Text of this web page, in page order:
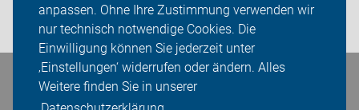
anpassen. Ohne Ihre Zustimmung verwenden wir
nur technisch notwendige Cookies. Die
Einwilligung können Sie jederzeit unter
‚Einstellungen‘ widerrufen oder ändern. Alles
Weitere finden Sie in unserer
Login
Bleiben Sie in Kontakt